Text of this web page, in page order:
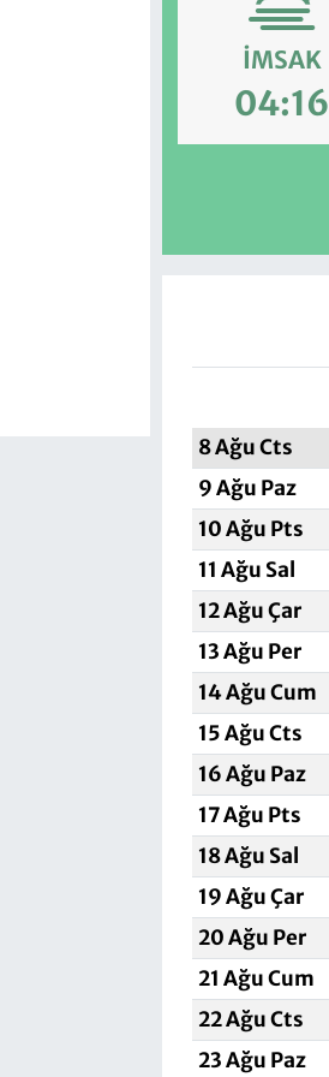
İMSAK
04:16
8 Ağu Cts
9 Ağu Paz
10 Ağu Pts
11 Ağu Sal
12 Ağu Çar
13 Ağu Per
14 Ağu Cum
15 Ağu Cts
16 Ağu Paz
17 Ağu Pts
18 Ağu Sal
19 Ağu Çar
20 Ağu Per
21 Ağu Cum
22 Ağu Cts
23 Ağu Paz